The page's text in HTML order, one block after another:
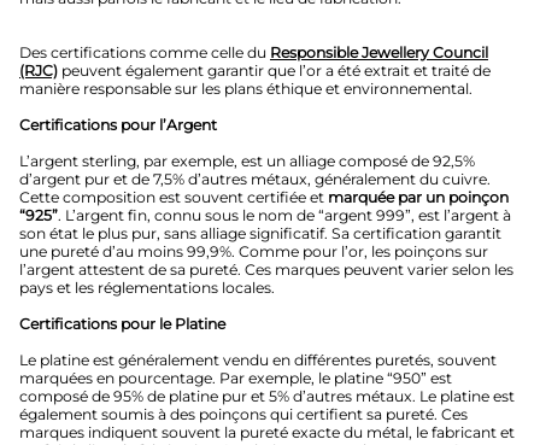
Des certifications comme celle du Responsible Jewellery Council
(RJC) peuvent également garantir que l’or a été extrait et traité de
manière responsable sur les plans éthique et environnemental.
Certifications pour l’Argent
L’argent sterling, par exemple, est un alliage composé de 92,5%
d’argent pur et de 7,5% d’autres métaux, généralement du cuivre.
Cette composition est souvent certifiée et marquée par un poinçon
“925”. L’argent fin, connu sous le nom de “argent 999”, est l’argent à
son état le plus pur, sans alliage significatif. Sa certification garantit
une pureté d’au moins 99,9%. Comme pour l’or, les poinçons sur
l’argent attestent de sa pureté. Ces marques peuvent varier selon les
pays et les réglementations locales.
Certifications pour le Platine
Le platine est généralement vendu en différentes puretés, souvent
marquées en pourcentage. Par exemple, le platine “950” est
composé de 95% de platine pur et 5% d’autres métaux. Le platine est
également soumis à des poinçons qui certifient sa pureté. Ces
marques indiquent souvent la pureté exacte du métal, le fabricant et